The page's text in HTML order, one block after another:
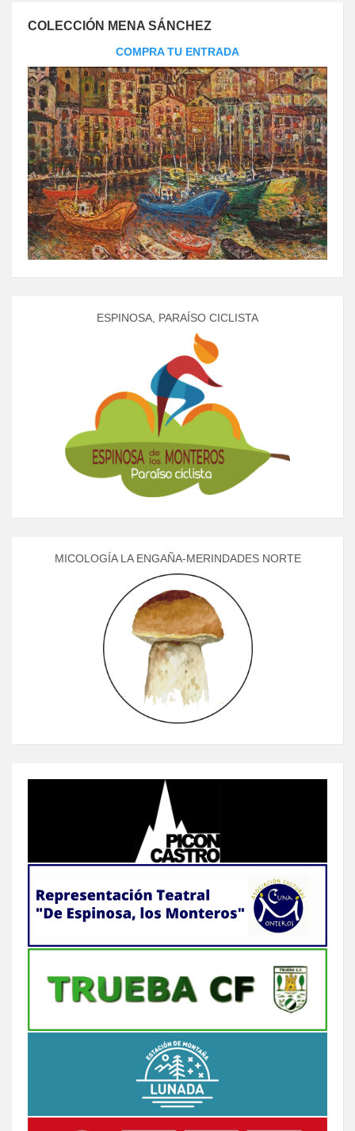
COLECCIÓN MENA SÁNCHEZ
COMPRA TU ENTRADA
ESPINOSA, PARAÍSO CICLISTA
MICOLOGÍA LA ENGAÑA-MERINDADES NORTE